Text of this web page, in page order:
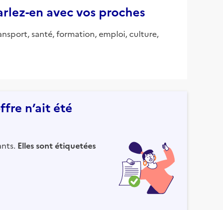
en avec vos proches
santé, formation, emploi, culture,
n’ait été
Elles sont étiquetées